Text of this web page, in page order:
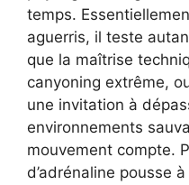
temps.
aguerris, il teste
que la maîtrise
canyoning extrême,
une invitation à
environnements
mouvement compte.
d’adrénaline pousse